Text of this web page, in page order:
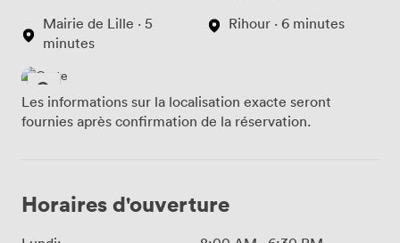
Mairie de Lille · 5
minutes
Rihour · 6 minutes
Les informations sur la localisation exacte seront
fournies après confirmation de la réservation.
Horaires d'ouverture